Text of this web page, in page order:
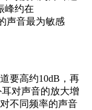
峰约在
声音最为敏感
要高约10dB，再
对声音的放大增
不同频率的声音